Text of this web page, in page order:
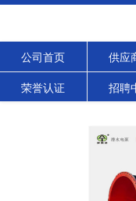
公司首页 供应
荣誉认证 招聘